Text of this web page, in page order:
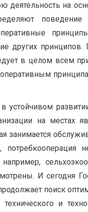
деятельность на
поведение
других
в целом всем
устойчивом
на местах
занимается
И сегодня
поиск
и